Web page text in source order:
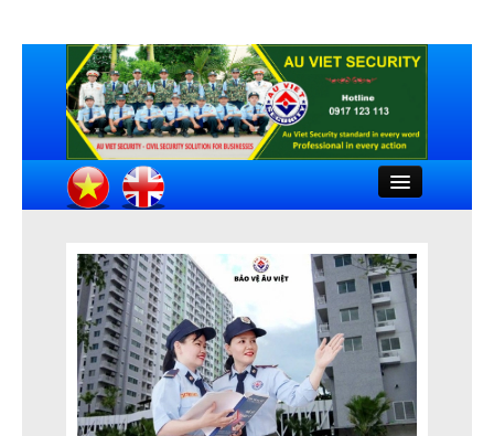
HOME
INTRODUCTION
COMPANY DOCUMENTS